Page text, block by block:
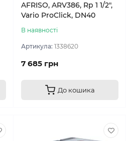
AFRISO, ARV386, Rp 1 1/2",
Vario ProClick, DN40
В наявності
Артикула: 1338620
7 685 грн
До кошика